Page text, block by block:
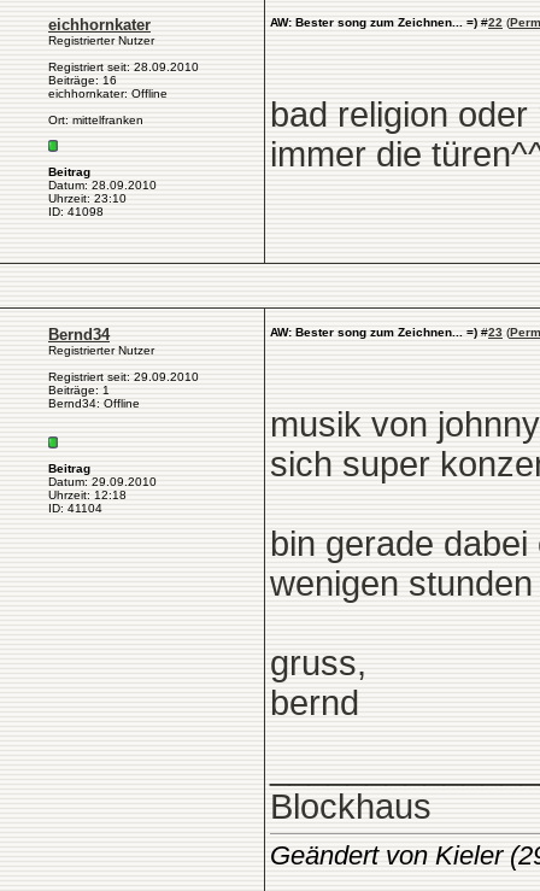
eichhornkater
Registrierter Nutzer
Registriert seit: 28.09.2010
Beiträge: 16
eichhornkater: Offline
Ort: mittelfranken
Beitrag
Datum: 28.09.2010
Uhrzeit: 23:10
ID: 41098
AW: Bester song zum Zeichnen... =) #22 (
bad religion
immer die
Bernd34
Registrierter Nutzer
Registriert seit: 29.09.2010
Beiträge: 1
Bernd34: Offline
Beitrag
Datum: 29.09.2010
Uhrzeit: 12:18
ID: 41104
AW: Bester song zum Zeichnen... =) #23 (
musik von
sich super
bin gerade
wenigen
gruss,
bernd
Blockhaus
Geändert von Kieler